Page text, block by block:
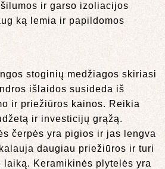
ir garso izoliacijos
ką lemia ir papildomos
stoginių medžiagos skiriasi
išlaidos susideda iš
ir priežiūros kainos. Reikia
ir investicijų grąžą.
čerpės yra pigios ir jas lengva
daugiau priežiūros ir turi
laiką. Keramikinės plytelės yra